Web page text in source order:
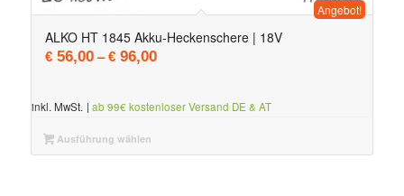
ALKO HT 1845 Akku-Heckenschere | 18V
€56,00–€96,00
Angebot!
inkl. MwSt. | ab 99€ kostenloser Versand DE & AT
Ausführung wählen